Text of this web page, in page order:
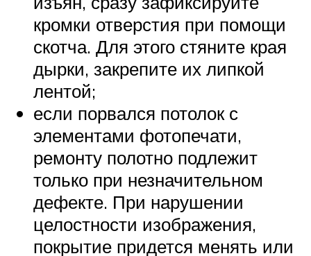
кромки отверстия при помощи
скотча. Для этого стяните края
дырки, закрепите их липкой
лентой;
если порвался потолок с
элементами фотопечати,
ремонту полотно подлежит
только при незначительном
дефекте. При нарушении
целостности изображения,
покрытие придется менять или